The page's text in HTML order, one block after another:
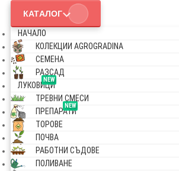
КАТАЛОГ
НАЧАЛО
КОЛЕКЦИИ AGROGRADINA
СЕМЕНА
РАЗСАД
NEW
ЛУКОВИЦИ
ТРЕВНИ СМЕСИ
NEW
ПРЕПАРАТИ
ТОРОВЕ
ПОЧВА
РАБОТНИ СЪДОВЕ
ПОЛИВАНЕ